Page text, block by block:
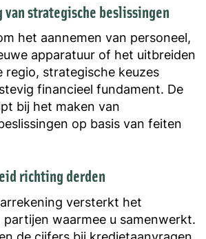
van strategische beslissingen
het aannemen van personeel,
apparatuur of het uitbreiden
regio, strategische keuzes
financieel fundament. De
bij het maken van
op basis van feiten
richting derden
versterkt het
waarmee u samenwerkt.